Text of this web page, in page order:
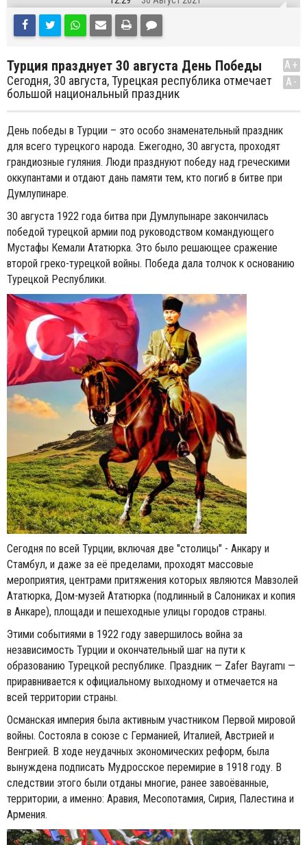
Турция празднует 30 августа День Победы
Сегодня, 30 августа, Турецкая республика отмечает
большой национальный праздник
A+
A-
День победы в Турции – это особо знаменательный праздник
для всего турецкого народа. Ежегодно, 30 августа, проходят
грандиозные гуляния. Люди празднуют победу над греческими
оккупантами и отдают дань памяти тем, кто погиб в битве при
Думлупинаре.
30 августа 1922 года битва при Думлупынаре закончилась
победой турецкой армии под руководством командующего
Мустафы Кемали Ататюрка. Это было решающее сражение
второй греко-турецкой войны. Победа дала толчок к основанию
Турецкой Республики.
Сегодня по всей Турции, включая две "столицы" - Анкару и
Стамбул, и даже за её пределами, проходят массовые
мероприятия, центрами притяжения которых являются Мавзолей
Ататюрка, Дом-музей Ататюрка (подлинный в Салониках и копия
в Анкаре), площади и пешеходные улицы городов страны.
Этими событиями в 1922 году завершилось война за
независимость Турции и окончательный шаг на пути к
образованию Турецкой республике. Праздник — Zafer Bayramı —
приравнивается к официальному выходному и отмечается на
всей территории страны.
Османская империя была активным участником Первой мировой
войны. Состояла в союзе с Германией, Италией, Австрией и
Венгрией. В ходе неудачных экономических реформ, была
вынуждена подписать Мудросское перемирие в 1918 году. В
следствии этого были отданы многие, ранее завоёванные,
территории, а именно: Аравия, Месопотамия, Сирия, Палестина и
Армения.